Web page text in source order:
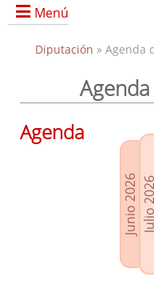
Menú
Presidencia
Grupos Políticos
Agenda de Presidencia
Plenos provinciales y
Oficina de Proyectos
Diputación » Agenda
Junio 2026Julio 2026
Agenda